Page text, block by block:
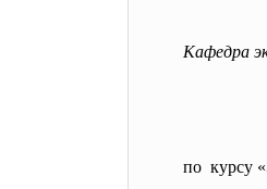
Кафедра
по курсу